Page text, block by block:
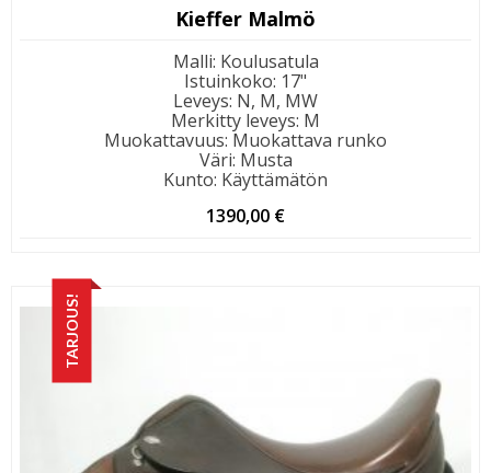
Kieffer Malmö
Malli: Koulusatula
Istuinkoko: 17"
Leveys: N, M, MW
Merkitty leveys: M
Muokattavuus: Muokattava runko
Väri: Musta
Kunto: Käyttämätön
1390,00 €
TARJOUS!